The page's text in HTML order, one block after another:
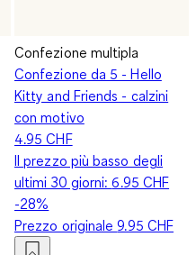
Confezione multipla
Confezione da 5 - Hello
Kitty and Friends - calzini
con motivo
4.95 CHF
Il prezzo più basso degli
ultimi 30 giorni:6.95 CHF
-28%
Prezzo originale9.95 CHF